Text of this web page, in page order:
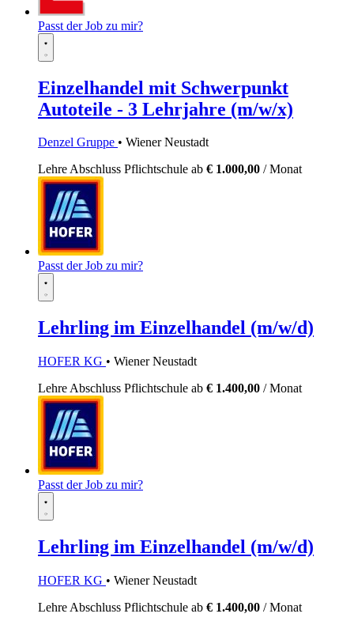
Passt der Job zu mir?
Einzelhandel mit Schwerpunkt
Autoteile - 3 Lehrjahre (m/w/x)
Denzel Gruppe • Wiener Neustadt
LehreAbschluss Pflichtschule ab € 1.000,00 / Monat
Passt der Job zu mir?
Lehrling im Einzelhandel (m/w/d)
HOFER KG • Wiener Neustadt
Lehre Abschluss Pflichtschule ab € 1.400,00 / Monat
Passt der Job zu mir?
Lehrling im Einzelhandel (m/w/d)
HOFER KG • Wiener Neustadt
Lehre Abschluss Pflichtschule ab € 1.400,00 / Monat